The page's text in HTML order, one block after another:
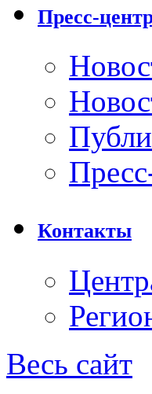
Пресс-
Контакты
Весь сайт